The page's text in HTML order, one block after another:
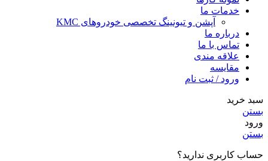
خدمات ما
آپشن و تیونینگ تخصصی خودروهای KMC
درباره ما
تماس با ما
علاقه مندی
مقايسه
ورود / ثبت نام
سبد خرید
بستن
ورود
بستن
حساب کاربری ندارید؟